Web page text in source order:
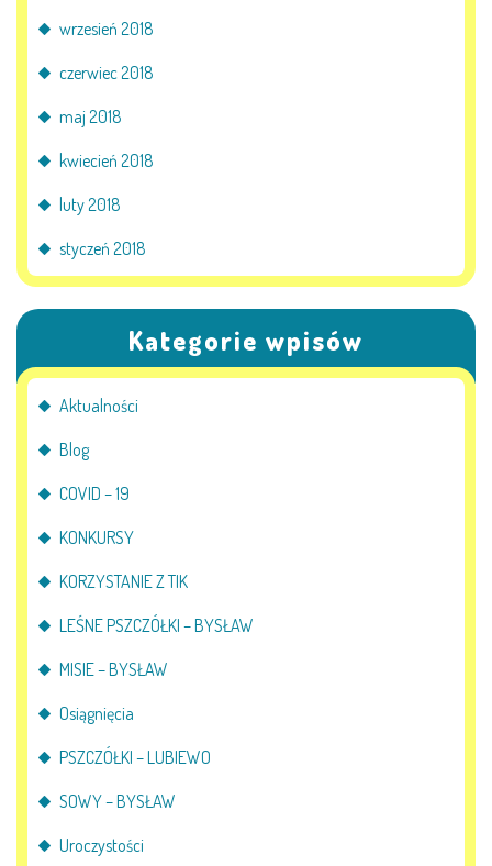
wrzesień 2018
czerwiec 2018
maj 2018
kwiecień 2018
luty 2018
styczeń 2018
Kategorie wpisów
Aktualności
Blog
COVID – 19
KONKURSY
KORZYSTANIE Z TIK
LEŚNE PSZCZÓŁKI – BYSŁAW
MISIE – BYSŁAW
Osiągnięcia
PSZCZÓŁKI – LUBIEWO
SOWY – BYSŁAW
Uroczystości